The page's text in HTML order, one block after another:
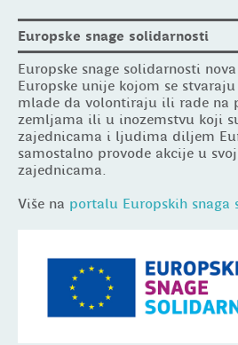
Europske snage solidarnosti
Europske snage solidarnosti
Europske unije kojom se
mlade da volontiraju ili rade na
zemljama ili u inozemstvu koji
zajednicama i ljudima diljem
samostalno provode akcije u
zajednicama.
Više na portalu Europskih snaga